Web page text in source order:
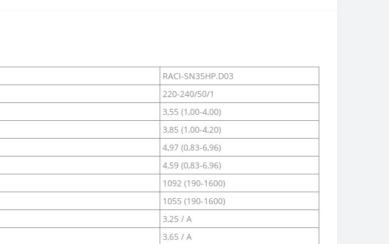
RACI-SN35HP.D03
220-240/50/1
3,55 (1,00-4,00)
3,85 (1,00-4,20)
4,97 (0,83-6,96)
4,59 (0,83-6,96)
1092 (190-1600)
1055 (190-1600)
3,25 / A
3,65 / A